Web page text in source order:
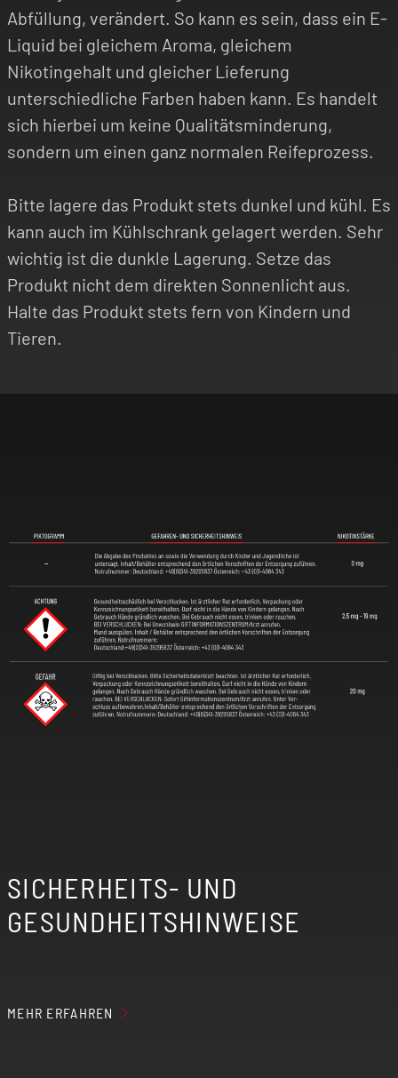
Abfüllung, verändert. So kann es sein, dass ein E-
Liquid bei gleichem Aroma, gleichem
Nikotingehalt und gleicher Lieferung
unterschiedliche Farben haben kann. Es handelt
sich hierbei um keine Qualitätsminderung,
sondern um einen ganz normalen Reifeprozess.
Bitte lagere das Produkt stets dunkel und kühl. Es
kann auch im Kühlschrank gelagert werden. Sehr
wichtig ist die dunkle Lagerung. Setze das
Produkt nicht dem direkten Sonnenlicht aus.
Halte das Produkt stets fern von Kindern und
Tieren.
SICHERHEITS- UND
GESUNDHEITSHINWEISE
MEHR ERFAHREN